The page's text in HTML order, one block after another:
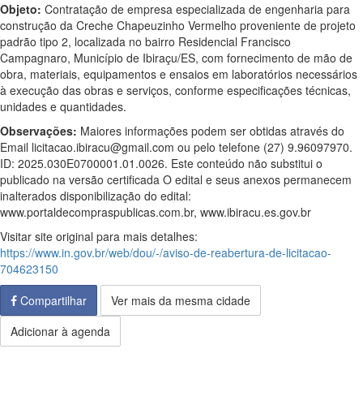
Objeto: Contratação de empresa especializada de engenharia para
construção da Creche Chapeuzinho Vermelho proveniente de projeto
padrão tipo 2, localizada no bairro Residencial Francisco
Campagnaro, Município de Ibiraçu/ES, com fornecimento de mão de
obra, materiais, equipamentos e ensaios em laboratórios necessários
à execução das obras e serviços, conforme especificações técnicas,
unidades e quantidades.
Observações: Maiores informações podem ser obtidas através do
Email licitacao.ibiracu@gmail.com ou pelo telefone (27) 9.96097970.
ID: 2025.030E0700001.01.0026. Este conteúdo não substitui o
publicado na versão certificada O edital e seus anexos permanecem
inalterados disponibilização do edital:
www.portaldecompraspublicas.com.br, www.ibiracu.es.gov.br
Visitar site original para mais detalhes:
https://www.in.gov.br/web/dou/-/aviso-de-reabertura-de-licitacao-
704623150
Compartilhar
Ver mais da mesma cidade
Adicionar à agenda